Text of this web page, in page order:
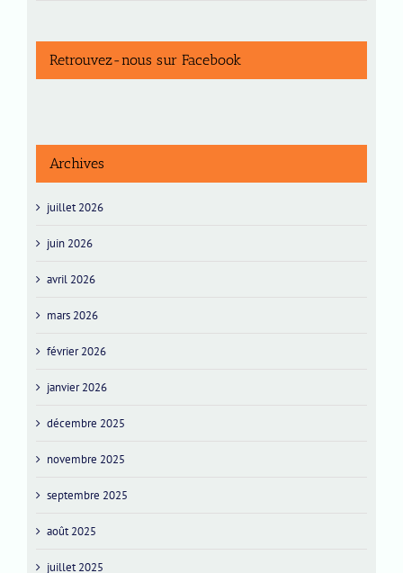
Retrouvez-nous sur Facebook
Archives
juillet 2026
juin 2026
avril 2026
mars 2026
février 2026
janvier 2026
décembre 2025
novembre 2025
septembre 2025
août 2025
juillet 2025